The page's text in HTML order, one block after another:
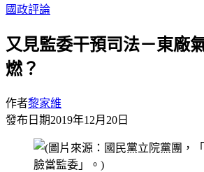
國政評論
又見監委干預司法－東廠
燃？
作者黎家維
發布日期2019年12月20日